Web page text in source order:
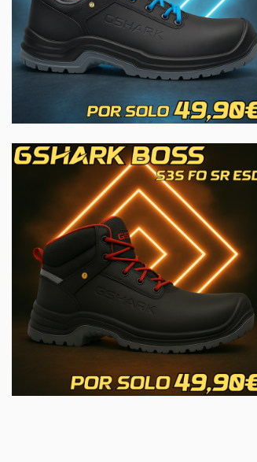
Disponible
Vaqueros de trabajo
Multibolsillos Velilla
103028S
32,73 €
Disponible
Vaqueros de trabajo
Multibolsillos Velilla
103018S
28,07 €